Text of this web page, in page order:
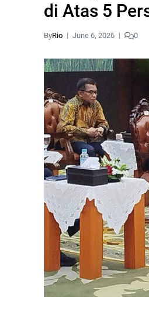
di Atas 5
ByRio June 6, 2026 0